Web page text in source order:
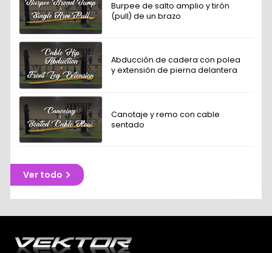
Burpee de salto amplio y tirón
(pull) de un brazo
Abducción de cadera con polea
y extensión de pierna delantera
Canotaje y remo con cable
sentado
Ver todo